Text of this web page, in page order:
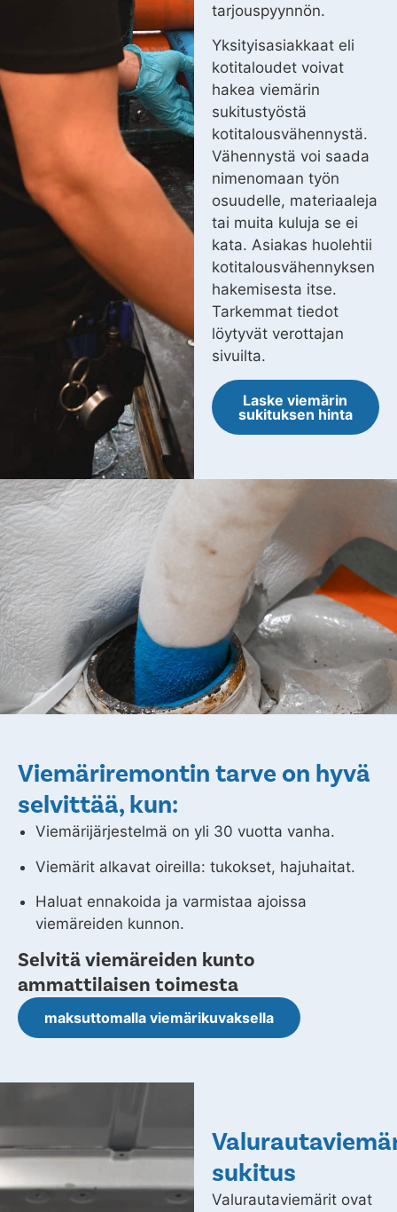
tarjouspyynnön.
Yksityisasiakkaat eli
kotitaloudet voivat
hakea viemärin
sukitustyöstä
kotitalousvähennystä.
Vähennystä voi saada
nimenomaan työn
osuudelle, materiaaleja
tai muita kuluja se ei
kata. Asiakas huolehtii
kotitalousvähennyksen
hakemisesta itse.
Tarkemmat tiedot
löytyvät verottajan
sivuilta.
Laske viemärin
sukituksen hinta
Viemäriremontin tarve on hyvä
selvittää, kun:
Viemärijärjestelmä on yli 30 vuotta vanha.
Viemärit alkavat oireilla: tukokset, hajuhaitat.
Haluat ennakoida ja varmistaa ajoissa
viemäreiden kunnon.
Selvitä viemäreiden kunto
ammattilaisen toimesta
maksuttomalla viemärikuvaksella
sukitus
Valurautaviemärit ovat